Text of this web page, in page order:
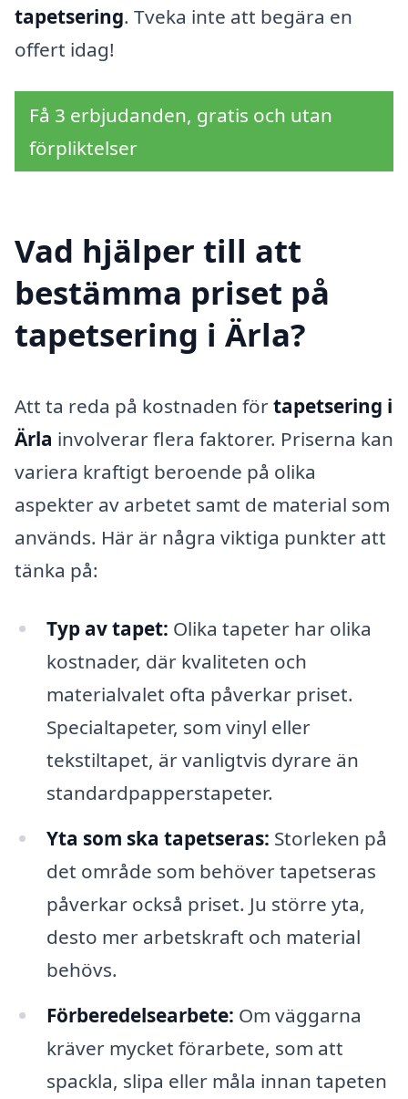
tapetsering. Tveka inte att begära en
offert idag!
Få 3 erbjudanden, gratis och utan
förpliktelser
Vad hjälper till att
bestämma priset på
tapetsering i Ärla?
Att ta reda på kostnaden förtapetsering i
Ärla involverar flera faktorer. Priserna kan
variera kraftigt beroende på olika
aspekter av arbetet samt de material som
används. Här är några viktiga punkter att
tänka på:
Typ av tapet: Olika tapeter har olika
kostnader, där kvaliteten och
materialvalet ofta påverkar priset.
Specialtapeter, som vinyl eller
tekstiltapet, är vanligtvis dyrare än
standardpapperstapeter.
Yta som ska tapetseras: Storleken på
det område som behöver tapetseras
påverkar också priset. Ju större yta,
desto mer arbetskraft och material
behövs.
Förberedelsearbete: Om väggarna
kräver mycket förarbete, som att
spackla, slipa eller måla innan tapeten